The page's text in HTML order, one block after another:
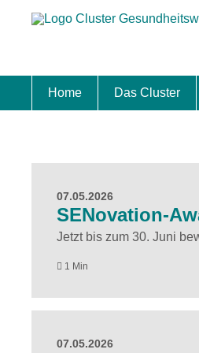
Home Das Cluster
07.05.2026
SENovation-
Jetzt bis zum 30. Juni
1 Min
07.05.2026